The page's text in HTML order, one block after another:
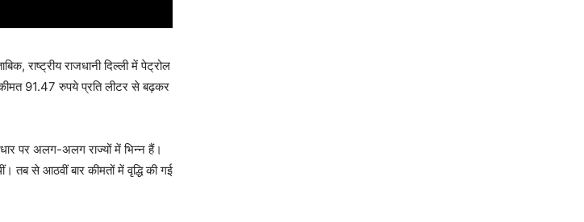
राष्ट्रीय राजधानी दिल्ली में पेट्रोल
91.47 रुपये प्रति लीटर से बढ़कर
पर अलग-अलग राज्यों में भिन्न हैं।
तब से आठवीं बार कीमतों में वृद्धि की गई